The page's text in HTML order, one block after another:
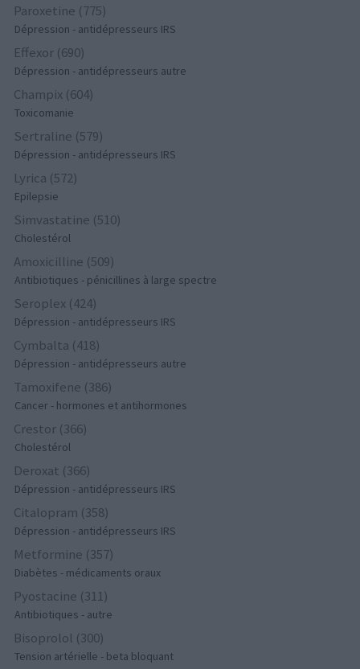
Paroxetine (775)
Dépression - antidépresseurs IRS
Effexor (690)
Dépression - antidépresseurs autre
Champix (604)
Toxicomanie
Sertraline (579)
Dépression - antidépresseurs IRS
Lyrica (572)
Epilepsie
Simvastatine (510)
Cholestérol
Amoxicilline (509)
Antibiotiques - pénicillines à large spectre
Seroplex (424)
Dépression - antidépresseurs IRS
Cymbalta (418)
Dépression - antidépresseurs autre
Tamoxifene (386)
Cancer - hormones et antihormones
Crestor (366)
Cholestérol
Deroxat (366)
Dépression - antidépresseurs IRS
Citalopram (358)
Dépression - antidépresseurs IRS
Metformine (357)
Diabètes - médicaments oraux
Pyostacine (311)
Antibiotiques - autre
Bisoprolol (300)
Tension artérielle - beta bloquant